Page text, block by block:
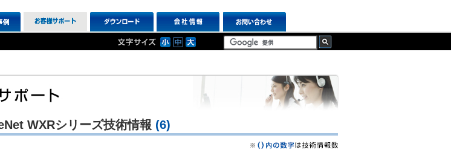
WXRシリーズ技術情報 (6)